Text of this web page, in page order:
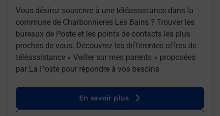
Vous désirez souscrire à une téléassistance dans la
commune de Charbonnieres Les Bains ? Trouver les
bureaux de Poste et les points de contacts les plus
proches de vous. Découvrez les différentes offres de
téléassistance « Veiller sur mes parents » proposées
par La Poste pour répondre à vos besoins
En savoir plus